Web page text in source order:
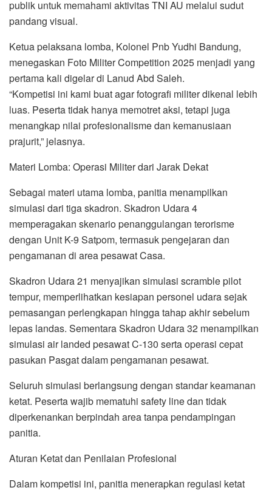
publik untuk memahami aktivitas TNI AU melalui sudut
pandang visual.
Ketua pelaksana lomba, Kolonel Pnb Yudhi Bandung,
menegaskan Foto Militer Competition 2025 menjadi yang
pertama kali digelar di Lanud Abd Saleh.
“Kompetisi ini kami buat agar fotografi militer dikenal lebih
luas. Peserta tidak hanya memotret aksi, tetapi juga
menangkap nilai profesionalisme dan kemanusiaan
prajurit,” jelasnya.
Materi Lomba: Operasi Militer dari Jarak Dekat
Sebagai materi utama lomba, panitia menampilkan
simulasi dari tiga skadron. Skadron Udara 4
memperagakan skenario penanggulangan terorisme
dengan Unit K-9 Satpom, termasuk pengejaran dan
pengamanan di area pesawat Casa.
Skadron Udara 21 menyajikan simulasi scramble pilot
tempur, memperlihatkan kesiapan personel udara sejak
pemasangan perlengkapan hingga tahap akhir sebelum
lepas landas. Sementara Skadron Udara 32 menampilkan
simulasi air landed pesawat C-130 serta operasi cepat
pasukan Pasgat dalam pengamanan pesawat.
Seluruh simulasi berlangsung dengan standar keamanan
ketat. Peserta wajib mematuhi safety line dan tidak
diperkenankan berpindah area tanpa pendampingan
panitia.
Aturan Ketat dan Penilaian Profesional
Dalam kompetisi ini, panitia menerapkan regulasi ketat